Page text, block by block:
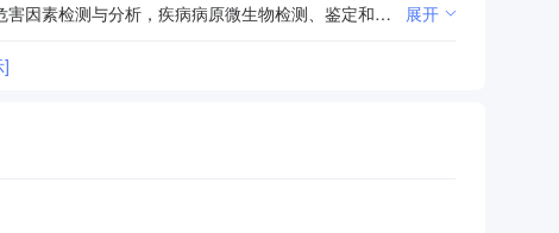
传染病、寄生虫病、地方病、精神疾病、非传染性疾病等疾病的预防与控制，辖区内疫情防控；健康危害因素检测与分析，疾病病原微生物检测、鉴定和物理、化学因子检测、评价；公共卫生、医疗卫生等监督执法，医疗机构传染病防控的巡查监督；健康教育与健康促进，疾病预防控制技术管理与科学研究等。 展开
]